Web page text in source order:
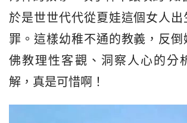
於是世世代代從夏娃這個女人
罪。這樣幼稚不通的教義，反
佛教理性客觀、洞察人心的分
解，真是可惜啊！